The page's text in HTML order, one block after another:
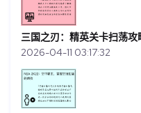
三国之刃：精英关卡扫荡攻
2026-04-11 03:17:32